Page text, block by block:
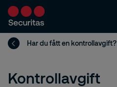
Har du fått en kontrollavgift?
Kontrollavgift